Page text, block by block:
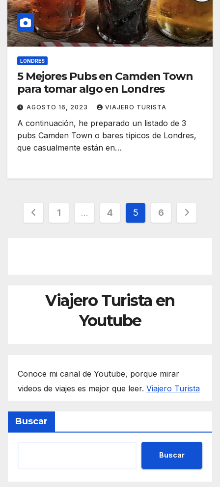
LONDRES
5 Mejores Pubs en Camden Town
para tomar algo en Londres
AGOSTO 16, 2023 VIAJERO TURISTA
A continuación, he preparado un listado de 3
pubs Camden Town o bares típicos de Londres,
que casualmente están en…
Paginación
1 … 4 5 6
Viajero Turista en
Youtube
Conoce mi canal de Youtube, porque mirar
videos de viajes es mejor que leer. Viajero Turista
Buscar
Buscar